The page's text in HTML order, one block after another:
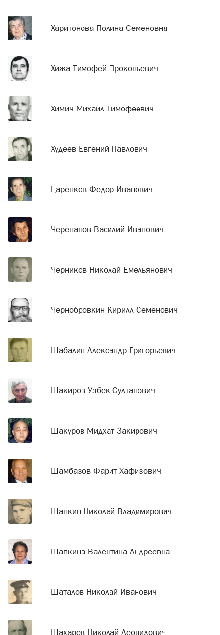
Харитонова Полина Семеновна
Хижа Тимофей Прокопьевич
Химич Михаил Тимофеевич
Худеев Евгений Павлович
Царенков Федор Иванович
Черепанов Василий Иванович
Черников Николай Емельянович
Чернобровкин Кирилл Семенович
Шабалин Александр Григорьевич
Шакиров Узбек Султанович
Шакуров Мидхат Закирович
Шамбазов Фарит Хафизович
Шапкин Николай Владимирович
Шапкина Валентина Андреевна
Шаталов Николай Иванович
Шахарев Николай Леонидович